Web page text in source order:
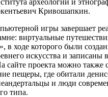
Кривошапкин.
игры завершает
виртуальные
в ходе которого были
искусства и записаны
сайте проекта можно также
пещеры, где обитали
и люди
типа.